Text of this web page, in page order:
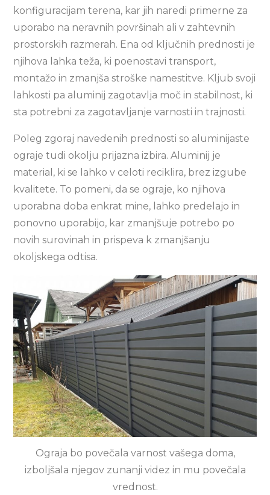
konfiguracijam terena, kar jih naredi primerne za
uporabo na neravnih površinah ali v zahtevnih
prostorskih razmerah. Ena od ključnih prednosti je
njihova lahka teža, ki poenostavi transport,
montažo in zmanjša stroške namestitve. Kljub svoji
lahkosti pa aluminij zagotavlja moč in stabilnost, ki
sta potrebni za zagotavljanje varnosti in trajnosti.
Poleg zgoraj navedenih prednosti so aluminijaste
ograje tudi okolju prijazna izbira. Aluminij je
material, ki se lahko v celoti reciklira, brez izgube
kvalitete. To pomeni, da se ograje, ko njihova
uporabna doba enkrat mine, lahko predelajo in
ponovno uporabijo, kar zmanjšuje potrebo po
novih surovinah in prispeva k zmanjšanju
okoljskega odtisa.
Ograja bo povečala varnost vašega doma,
izboljšala njegov zunanji videz in mu povečala
vrednost.